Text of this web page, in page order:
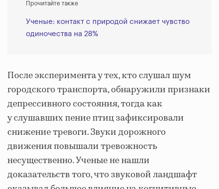
Прочитайте также
Ученые: контакт с природой снижает чувство
одиночества на 28%
После эксперимента у тех, кто слушал шум
городского транспорта, обнаружили признаки
депрессивного состояния, тогда как
у слушавших пение птиц зафиксировали
снижение тревоги. Звуки дорожного
движения повышали тревожность
несущественно. Ученые не нашли
доказательств того, что звуковой ландшафт